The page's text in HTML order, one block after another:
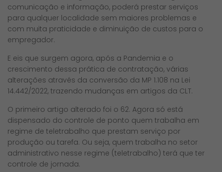
comunicação e informação, poderá prestar serviços
para qualquer localidade sem maiores problemas e
com muita praticidade e diminuição de custos para o
empregador.
E eis que surgem agora, após a Pandemia e o
crescimento dessa prática de contratação, várias
alterações através da conversão da MP 1.108 na Lei
14.442/2022, trazendo mudanças em artigos da CLT.
O primeiro artigo alterado foi o 62. Agora só está
dispensado do controle de ponto quem trabalha em
regime de teletrabalho que prestam serviço por
produção ou tarefa. Ou seja, quem trabalha no setor
administrativo nesse regime (teletrabalho) terá que ter
controle de jornada.